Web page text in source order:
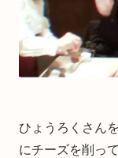
ひょうろくさん
にチーズを削っ